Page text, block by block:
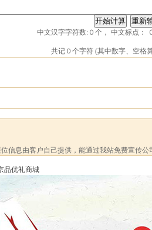
中文汉字字符数:０ 个， 中文标点：
共记 ０ 个字符 (其中数字、空格
信息由客户自己提供，能通过我站免费宣传
品优礼商城